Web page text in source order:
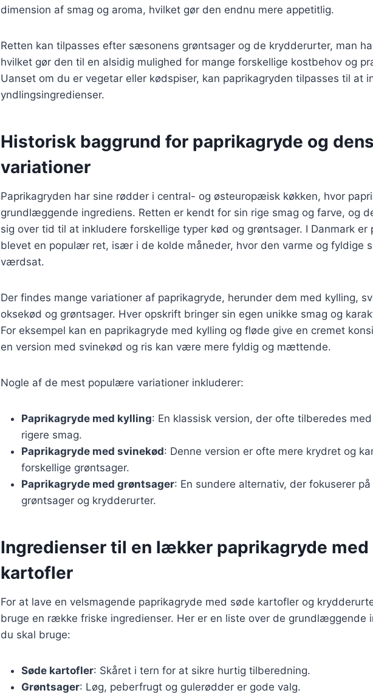
dimension af smag og aroma, hvilket gør den endnu mere appetitlig.
Retten kan tilpasses efter sæsonens grøntsager og de krydderurter, man
hvilket gør den til en alsidig mulighed for mange forskellige kostbehov og
Uanset om du er vegetar eller kødspiser, kan paprikagryden tilpasses til at
yndlingsingredienser.
Historisk baggrund for paprikagryde og dens
variationer
Paprikagryden har sine rødder i central- og østeuropæisk køkken, hvor
grundlæggende ingrediens. Retten er kendt for sin rige smag og farve, og
sig over tid til at inkludere forskellige typer kød og grøntsager. I Danmark er
blevet en populær ret, især i de kolde måneder, hvor den varme og fyldige
værdsat.
Der findes mange variationer af paprikagryde, herunder dem med kylling,
oksekød og grøntsager. Hver opskrift bringer sin egen unikke smag og
For eksempel kan en paprikagryde med kylling og fløde give en cremet
en version med svinekød og ris kan være mere fyldig og mættende.
Nogle af de mest populære variationer inkluderer:
Paprikagryde med kylling: En klassisk version, der ofte tilberedes
rigere smag.
Paprikagryde med svinekød: Denne version er ofte mere krydret og
forskellige grøntsager.
Paprikagryde med grøntsager: En sundere alternativ, der fokuserer
grøntsager og krydderurter.
Ingredienser til en lækker paprikagryde med
kartofler
For at lave en velsmagende paprikagryde med søde kartofler og
bruge en række friske ingredienser. Her er en liste over de grundlæggende
du skal bruge:
Søde kartofler: Skåret i tern for at sikre hurtig tilberedning.
Grøntsager: Løg, peberfrugt og gulerødder er gode valg.